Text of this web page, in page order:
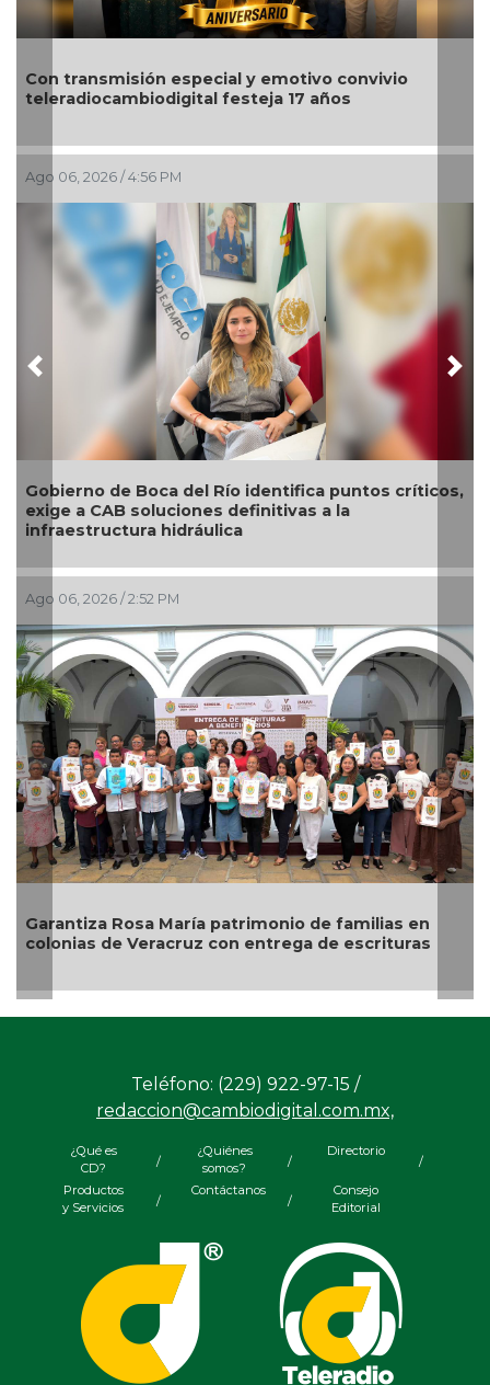
Con transmisión especial y emotivo convivio
teleradiocambiodigital festeja 17 años
Ago 06, 2026 / 4:56 PM
Gobierno de Boca del Río identifica puntos críticos,
exige a CAB soluciones definitivas a la
infraestructura hidráulica
Ago 06, 2026 / 2:52 PM
Garantiza Rosa María patrimonio de familias en
colonias de Veracruz con entrega de escrituras
Previous
Teléfono: (229) 922-97-15 /
redaccion@cambiodigital.com.mx,
¿Qué es
CD?
/
¿Quiénes
somos?
/
Directorio
/
Productos
y Servicios
/
Contáctanos
/
Consejo
Editorial